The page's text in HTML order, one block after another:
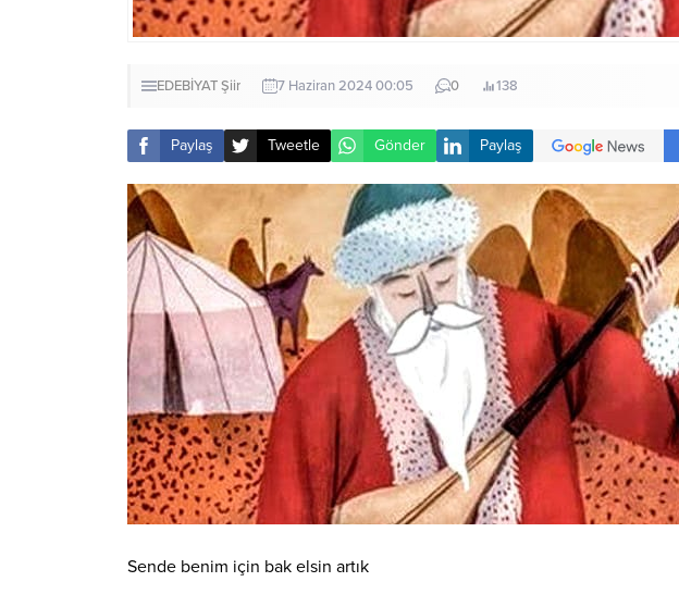
EDEBİYATŞiir 7 Haziran 2024 00:05 0 138
Paylaş Tweetle Gönder Paylaş
Sende benim için bak elsin artık